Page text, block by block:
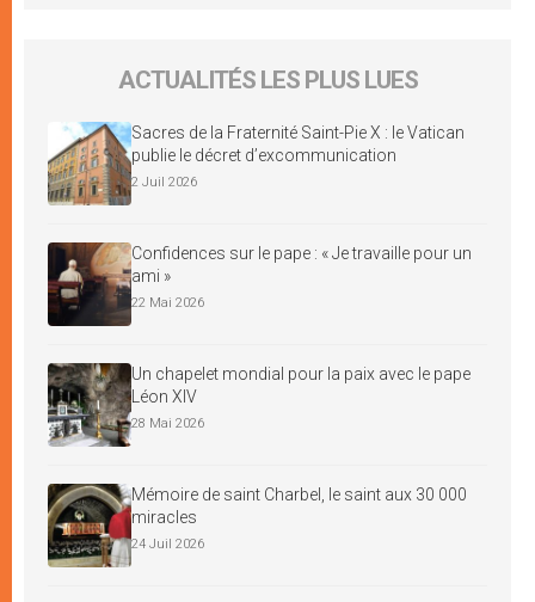
ACTUALITÉS LES PLUS LUES
Sacres de la Fraternité Saint-Pie X : le Vatican
publie le décret d’excommunication
2 Juil 2026
Confidences sur le pape : « Je travaille pour un
ami »
22 Mai 2026
Un chapelet mondial pour la paix avec le pape
Léon XIV
28 Mai 2026
Mémoire de saint Charbel, le saint aux 30 000
miracles
24 Juil 2026